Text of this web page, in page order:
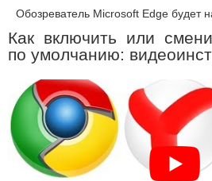
Обозреватель Microsoft Edge будет
Как включить или
по умолчанию: